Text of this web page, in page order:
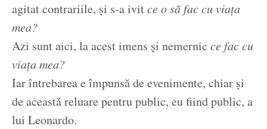
agitat contrariile, și s-a ivitce o să fac cu viața
mea?
Azi sunt aici, la acest imens și nemernic ce fac cu
viața mea?
Iar întrebarea e împunsă de evenimente, chiar și
de această reluare pentru public, eu fiind public, a
lui Leonardo.